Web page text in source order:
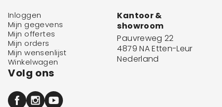
Inloggen
Mijn gegevens
Mijn offertes
Mijn orders
Mijn wensenlijst
Winkelwagen
Kantoor &
showroom
Pauvreweg 22
4879 NA Etten-Leur
Nederland
Volg ons